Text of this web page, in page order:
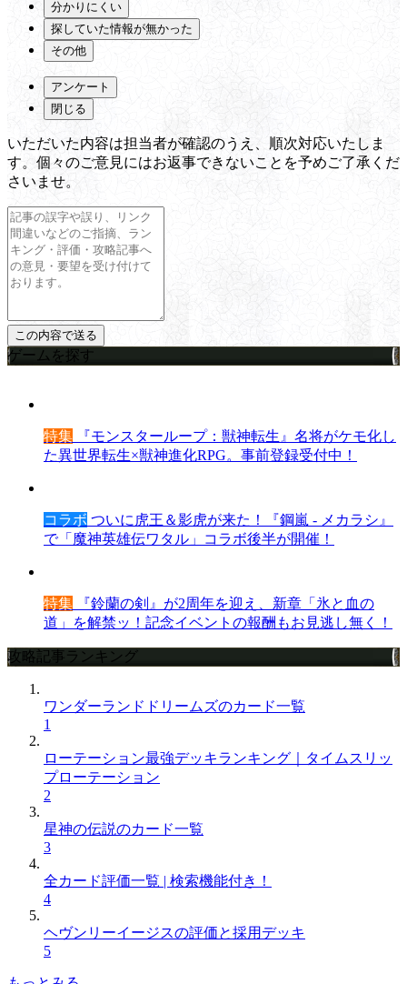
分かりにくい
探していた情報が無かった
その他
アンケート
閉じる
いただいた内容は担当者が確認のうえ、順次対応いたしま
す。個々のご意見にはお返事できないことを予めご了承くだ
さいませ。
ゲームを探す
特集 『モンスターループ：獣神転生』名将がケモ化し
た異世界転生×獣神進化RPG。事前登録受付中！
コラボ ついに虎王＆影虎が来た！『鋼嵐 - メカラシ』
で「魔神英雄伝ワタル」コラボ後半が開催！
特集 『鈴蘭の剣』が2周年を迎え、新章「氷と血の
道」を解禁ッ！記念イベントの報酬もお見逃し無く！
攻略記事ランキング
ワンダーランドドリームズのカード一覧
1
ローテーション最強デッキランキング｜タイムスリッ
プローテーション
2
星神の伝説のカード一覧
3
全カード評価一覧 | 検索機能付き！
4
ヘヴンリーイージスの評価と採用デッキ
5